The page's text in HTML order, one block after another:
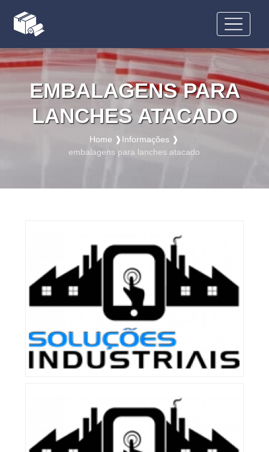
EMBALAGENS PARA
LANCHES ATACADO
Home ❱ Informações ❱
embalagens para lanches atacado